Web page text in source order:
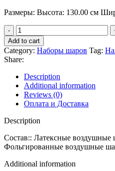
Рaзмеры: Высота: 130.00 см
Набор
Воздушных
Шаров
"На
Выписку
Мальчик"
quantity
Add to cart
Category: Наборы шаров Tag: На
Share:
Description
Additional information
Reviews (0)
Оплата и Доставка
Description
Состав:: Латексные воздушные
Фольгированные воздушные
Additional information